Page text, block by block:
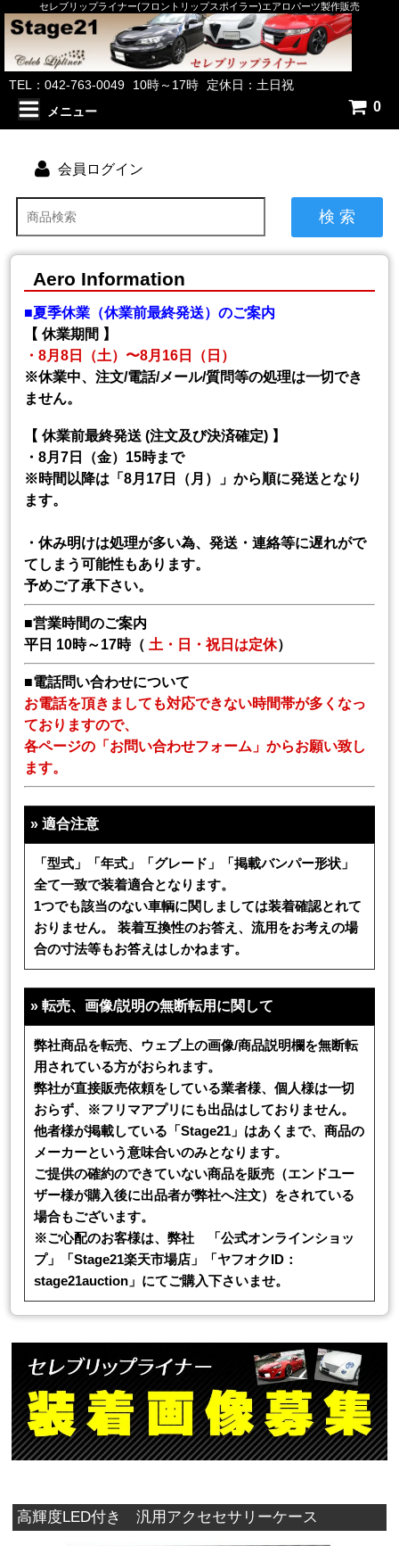
セレブリップライナー(フロントリップスポイラー)エアロパーツ製作販売
TEL：042-763-0049 10時～17時 定休日：土日祝
メニュー 0
会員ログイン
検 索
Aero Information
■夏季休業（休業前最終発送）のご案内
【 休業期間 】
・8月8日（土）〜8月16日（日）
※休業中、注文/電話/メール/質問等の処理は一切でき
ません。
【 休業前最終発送 (注文及び決済確定) 】
・8月7日（金）15時まで
※時間以降は「8月17日（月）」から順に発送となり
ます。
・休み明けは処理が多い為、発送・連絡等に遅れがで
てしまう可能性もあります。
予めご了承下さい。
■営業時間のご案内
平日 10時～17時（ 土・日・祝日は定休）
■電話問い合わせについて
お電話を頂きましても対応できない時間帯が多くなっ
ておりますので、
各ページの「お問い合わせフォーム」からお願い致し
ます。
»適合注意
「型式」「年式」「グレード」「掲載バンパー形状」
全て一致で装着適合となります。
1つでも該当のない車輌に関しましては装着確認とれて
おりません。 装着互換性のお答え、流用をお考えの場
合の寸法等もお答えはしかねます。
»転売、画像/説明の無断転用に関して
弊社商品を転売、ウェブ上の画像/商品説明欄を無断転
用されている方がおられます。
弊社が直接販売依頼をしている業者様、個人様は一切
おらず、※フリマアプリにも出品はしておりません。
他者様が掲載している「Stage21」はあくまで、商品の
メーカーという意味合いのみとなります。
ご提供の確約のできていない商品を販売（エンドユー
ザー様が購入後に出品者が弊社へ注文）をされている
場合もございます。
※ご心配のお客様は、弊社 「公式オンラインショッ
プ」「Stage21楽天市場店」「ヤフオクID：
stage21auction」にてご購入下さいませ。
高輝度LED付き 汎用アクセセサリーケース